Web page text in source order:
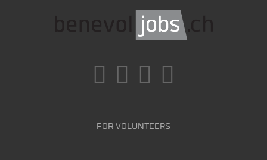
FOR VOLUNTEERS